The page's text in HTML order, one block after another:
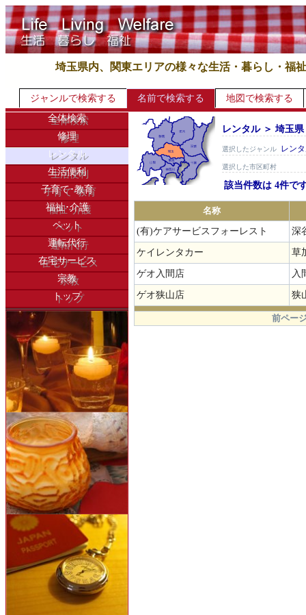
埼玉県内、関東エリアの様々な生活・暮らし・福
ジャンルで検索する 名前で検索する
地図で検索する
全体検索
修理
レンタル
生活便利
子育て･教育
福祉･介護
ペット
運転代行
在宅サービス
宗教
トップ
レンタル ＞ 埼玉
選択したジャンル レン
選択した市区町村
該当件数は 4件で
名称
(有)ケアサービスフォーレスト
深
ケイレンタカー 草
ゲオ入間店 入
ゲオ狭山店 狭
.
前ペー